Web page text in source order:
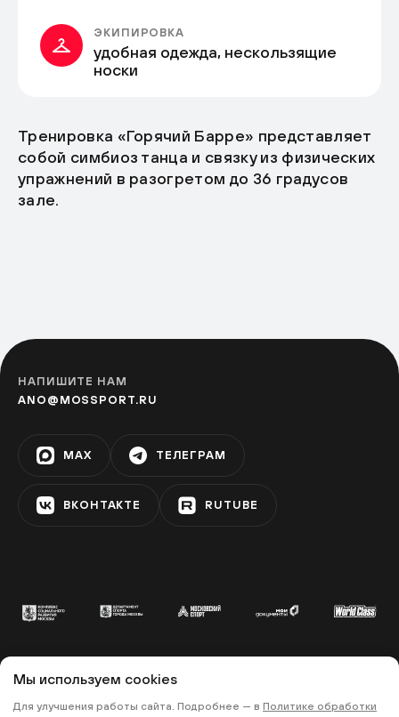
ЭКИПИРОВКА
удобная одежда, нескользящие
носки
Тренировка «Горячий Барре» представляет
собой симбиоз танца и связку из физических
упражнений в разогретом до 36 градусов
зале.
НАПИШИТЕ НАМ
ANO@MOSSPORT.RU
MAX ТЕЛЕГРАМ
ВКОНТАКТЕ RUTUBE
© 2022 «МОСКОВСКИЙ СПОРТ»
• ПОЛИТИКА КОНФИДЕНЦИАЛЬНОСТИ •
Мы используем cookies
Для улучшения работы сайта. Подробнее — в Политике обработки